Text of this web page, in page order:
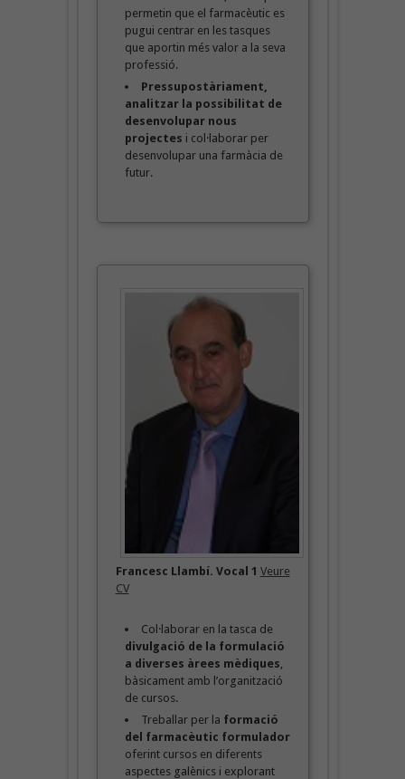
permetin que el farmacèutic es
pugui centrar en les tasques
que aportin més valor a la seva
professió.
Pressupostàriament,
analitzar la possibilitat de
desenvolupar nous
projectes i col·laborar per
desenvolupar una farmàcia de
futur.
Francesc Llambí. Vocal 1 Veure
CV
Col·laborar en la tasca de
divulgació de la formulació
a diverses àrees mèdiques
bàsicament amb l’organització
de cursos.
Treballar per la formació
del farmacèutic formulador
oferint cursos en diferents
aspectes galènics i explorant